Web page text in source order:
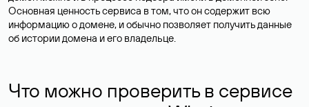
Основная ценность сервиса в том, что он содержит всю
информацию о домене, и обычно позволяет получить данные
об истории домена и его владельце.
Что можно проверить в сервисе